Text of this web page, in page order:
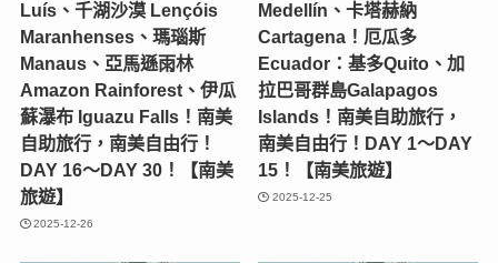
Luís、千湖沙漠 Lençóis
Maranhenses、瑪瑙斯
Manaus、亞馬遜雨林
Amazon Rainforest、伊瓜
蘇瀑布 Iguazu Falls！南美
自助旅行，南美自由行！
DAY 16～DAY 30！【南美
旅遊】
2025-12-26
Medellín、卡塔赫納
Cartagena！厄瓜多
Ecuador：基多Quito、加
拉巴哥群島Galapagos
Islands！南美自助旅行，
南美自由行！DAY 1～DAY
15！【南美旅遊】
2025-12-25